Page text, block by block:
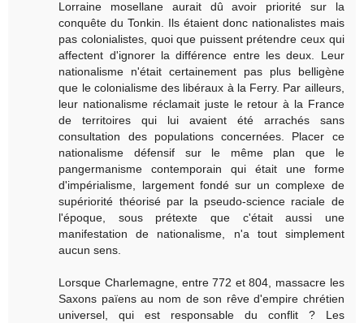
Lorraine mosellane aurait dû avoir priorité sur la
conquête du Tonkin. Ils étaient donc nationalistes mais
pas colonialistes, quoi que puissent prétendre ceux qui
affectent d'ignorer la différence entre les deux. Leur
nationalisme n'était certainement pas plus belligène
que le colonialisme des libéraux à la Ferry. Par ailleurs,
leur nationalisme réclamait juste le retour à la France
de territoires qui lui avaient été arrachés sans
consultation des populations concernées. Placer ce
nationalisme défensif sur le même plan que le
pangermanisme contemporain qui était une forme
d'impérialisme, largement fondé sur un complexe de
supériorité théorisé par la pseudo-science raciale de
l'époque, sous prétexte que c'était aussi une
manifestation de nationalisme, n'a tout simplement
aucun sens.
Lorsque Charlemagne, entre 772 et 804, massacre les
Saxons païens au nom de son rêve d'empire chrétien
universel, qui est responsable du conflit ? Les